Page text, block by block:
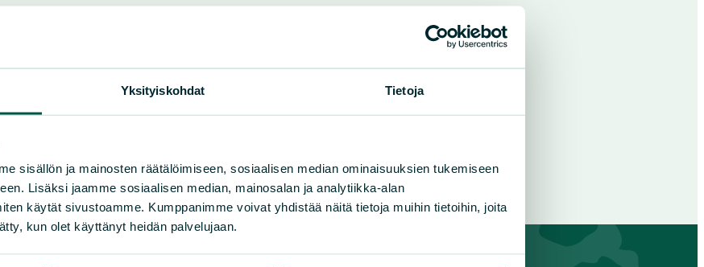
Yksityiskohdat Tietoja
sisällön ja mainosten räätälöimiseen, sosiaalisen median ominaisuuksien tukemiseen
Lisäksi jaamme sosiaalisen median, mainosalan ja analytiikka-alan
käytät sivustoamme. Kumppanimme voivat yhdistää näitä tietoja muihin tietoihin, joita
kun olet käyttänyt heidän palvelujaan.